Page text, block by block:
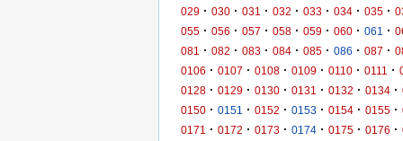
029 · 030 · 031 · 032 · 033 · 034 · 035 ·
055 · 056 · 057 · 058 · 059 · 060 · 061 ·
081
· 082 · 083 · 084 · 085 · 086 · 087 ·
0106 · 0107 · 0108 · 0109 · 0110 · 0111 ·
0128 · 0129 · 0130 · 0131 · 0132 · 0134 ·
0150 · 0151 · 0152 · 0153 · 0154 · 0155 ·
0171
· 0172 · 0173 · 0174 · 0175 · 0176 ·